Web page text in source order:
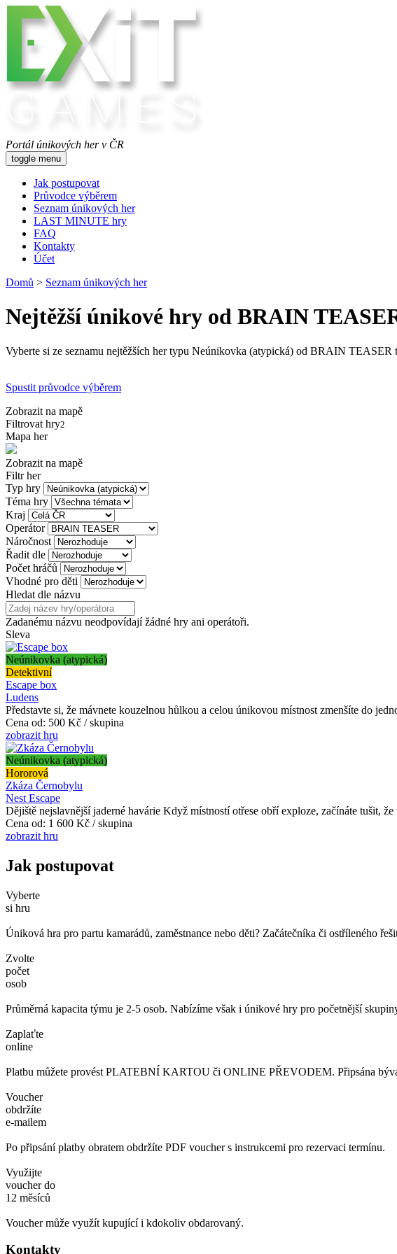
Portál únikových her v ČR
toggle menu
Jak postupovat
Průvodce výběrem
Seznam únikových her
LAST MINUTE hry
FAQ
Kontakty
Účet
Domů > Seznam únikových her
Nejtěžší únikové hry od BRAIN
Vyberte si ze seznamu nejtěžších her typu Neúnikovka (atypická) od BRAIN TEASER
Spustit průvodce výběrem
Zobrazit na mapě
Filtrovat hry2
Mapa her
Zobrazit na mapě
Filtr her
Typ hry
Téma hry
Kraj
Operátor
Náročnost
Řadit dle
Počet hráčů
Vhodné pro děti
Hledat dle názvu
Zadanému názvu neodpovídají žádné hry ani operátoři.
Sleva
Neúnikovka (atypická)
Detektivní
Escape box
Ludens
Představte si, že mávnete kouzelnou hůlkou a celou únikovou místnost zmenšíte do
Cena od: 500 Kč / skupina
zobrazit hru
Neúnikovka (atypická)
Hororová
Zkáza Černobylu
Nest Escape
Dějiště nejslavnější jaderné havárie Když místností otřese obří exploze, začínáte tušit,
Cena od: 1 600 Kč / skupina
zobrazit hru
Jak postupovat
Vyberte
si hru
Úniková hra pro partu kamarádů, zaměstnance nebo děti? Začátečníka či ostříleného
Zvolte
počet
osob
Průměrná kapacita týmu je 2-5 osob. Nabízíme však i únikové hry pro početnější
Zaplaťte
online
Platbu můžete provést PLATEBNÍ KARTOU či ONLINE PŘEVODEM. Připsána
Voucher
obdržíte
e-mailem
Po připsání platby obratem obdržíte PDF voucher s instrukcemi pro rezervaci termínu.
Využijte
voucher do
12 měsíců
Voucher může využít kupující i kdokoliv obdarovaný.
Kontakty